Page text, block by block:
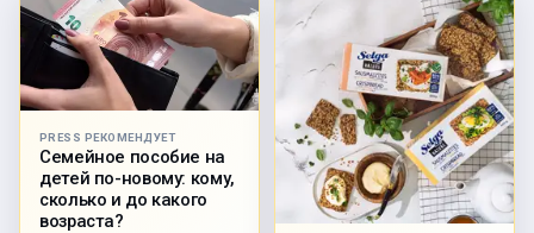
PRESS РЕКОМЕНДУЕТ
Семейное пособие на
детей по-новому: кому,
сколько и до какого
возраста?